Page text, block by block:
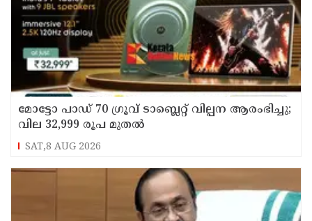
മോട്ടോ പാഡ് 70 ഗ്രൂവ് ടാബ്ലെറ്റ് വില്പന ആരംഭിച്ചു;
വില 32,999 രൂപ മുതൽ
SAT,8 AUG 2026